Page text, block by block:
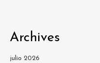
Archives
julio 2026